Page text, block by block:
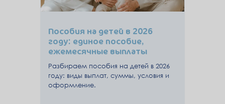
Пособия на детей в 2026
году: единое пособие,
ежемесячные выплаты
Разбираем пособия на детей в 2026
году: виды выплат, суммы, условия и
оформление.